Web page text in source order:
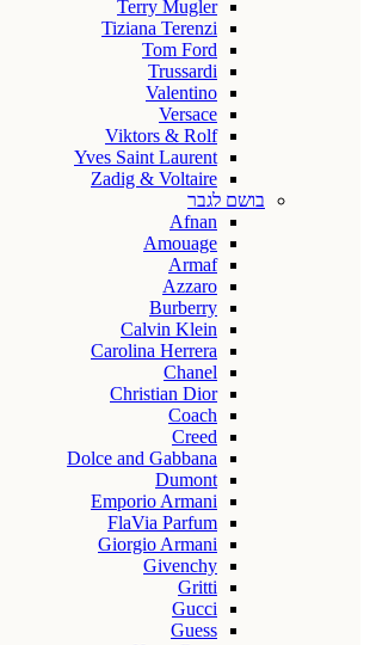
Terry Mugler
Tiziana Terenzi
Tom Ford
Trussardi
Valentino
Versace
Viktors & Rolf
Yves Saint Laurent
Zadig & Voltaire
בושם לגבר
Afnan
Amouage
Armaf
Azzaro
Burberry
Calvin Klein
Carolina Herrera
Chanel
Christian Dior
Coach
Creed
Dolce and Gabbana
Dumont
Emporio Armani
FlaVia Parfum
Giorgio Armani
Givenchy
Gritti
Gucci
Guess